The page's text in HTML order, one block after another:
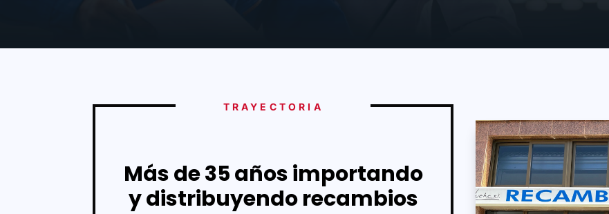
TRAYECTORIA
Más de 35 años importando
y distribuyendo recambios